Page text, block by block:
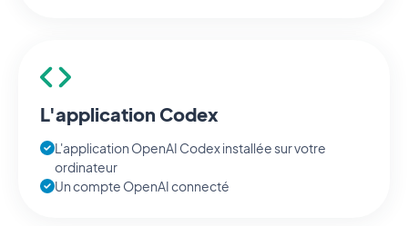
L'application Codex
L'application OpenAI Codex installée sur votre
ordinateur
Un compte OpenAI connecté